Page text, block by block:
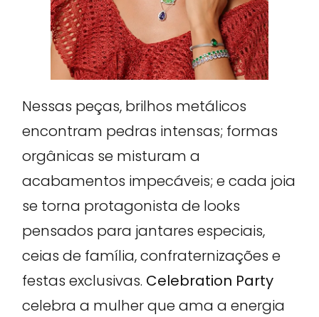
Nessas peças, brilhos metálicos
encontram pedras intensas; formas
orgânicas se misturam a
acabamentos impecáveis; e cada joia
se torna protagonista de looks
pensados para jantares especiais,
ceias de família, confraternizações e
festas exclusivas. Celebration Party
celebra a mulher que ama a energia